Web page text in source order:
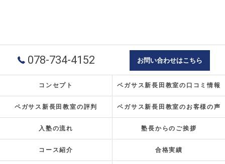
078-734-4152 お問い合わせはこちら
コンセプト ペガサス新長田教室の口コミ情報
ペガサス新長田教室の評判 ペガサス新長田教室のお客様の声
入塾の流れ 塾長からのご挨拶
コース紹介 合格実績